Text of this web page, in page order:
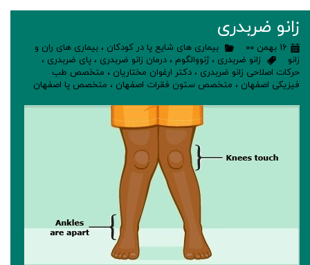
زانو ضربدری
۱۶ بهمن ۰۰ بیماری های شایع پا در کودکان ، بیماری های ران و
زانو
زانو ضربدری ، ژنووالگوم ، درمان زانو ضربدری ، پای ضربدری ،
حرکات اصلاحی زانو ضربدری ، دکتر ارغوان مختاریان ، متخصص طب
فیزیکی اصفهان ، متخصص ستون فقرات اصفهان ، متخصص پا اصفهان